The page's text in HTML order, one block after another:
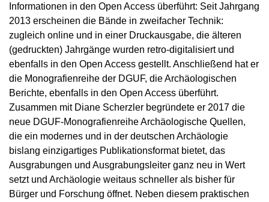
Informationen in den Open Access überführt: Seit Jahrgang
2013 erscheinen die Bände in zweifacher Technik:
zugleich online und in einer Druckausgabe, die älteren
(gedruckten) Jahrgänge wurden retro-digitalisiert und
ebenfalls in den Open Access gestellt. Anschließend hat er
die Monografienreihe der DGUF, die Archäologischen
Berichte, ebenfalls in den Open Access überführt.
Zusammen mit Diane Scherzler begründete er 2017 die
neue DGUF-Monografienreihe Archäologische Quellen,
die ein modernes und in der deutschen Archäologie
bislang einzigartiges Publikationsformat bietet, das
Ausgrabungen und Ausgrabungsleiter ganz neu in Wert
setzt und Archäologie weitaus schneller als bisher für
Bürger und Forschung öffnet. Neben diesem praktischen